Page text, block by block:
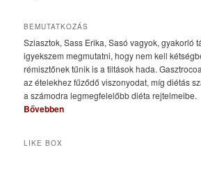
BEMUTATKOZÁS
Sziasztok, Sass Erika, Sasó vagyok, gyakorló
igyekszem megmutatni, hogy nem kell
rémisztőnek tűnik is a tiltások hada.
az ételekhez fűződő viszonyodat, míg diétás
a számodra legmegfelelőbb diéta rejtelmeibe.
Bővebben
LIKE BOX